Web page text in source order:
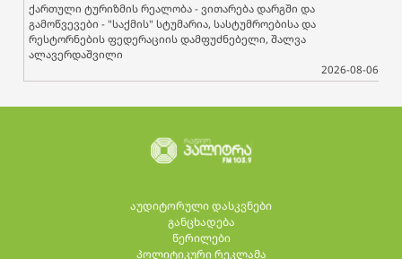
ქართული ტურიზმის რეალობა - ვითარება დარგში და
გამოწვევები - "საქმის" სტუმარია, სასტუმროებისა და
რესტორნების ფედერაციის დამფუძნებელი, შალვა
ალავერდაშვილი
2026-08-06
აუდიტორული დასკვნები
განცხადება
წერილები
პოლიტიკური რეკლამა